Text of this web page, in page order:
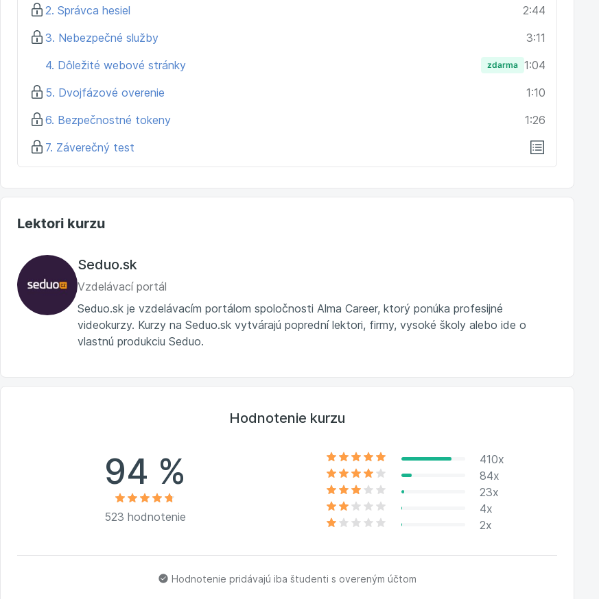
2. Správca hesiel
2:44
3. Nebezpečné služby
3:11
4. Dôležité webové stránky
zdarma
1:04
5. Dvojfázové overenie
1:10
6. Bezpečnostné tokeny
1:26
7. Záverečný test
Lektori kurzu
Seduo.sk
Vzdelávací portál
Seduo.sk je vzdelávacím portálom spoločnosti Alma Career, ktorý ponúka profesijné
videokurzy. Kurzy na Seduo.sk vytvárajú poprední lektori, firmy, vysoké školy alebo ide o
vlastnú produkciu Seduo.
Hodnotenie kurzu
94 %
523 hodnotenie
410x
84x
23x
4x
2x
Hodnotenie pridávajú iba študenti s overeným účtom